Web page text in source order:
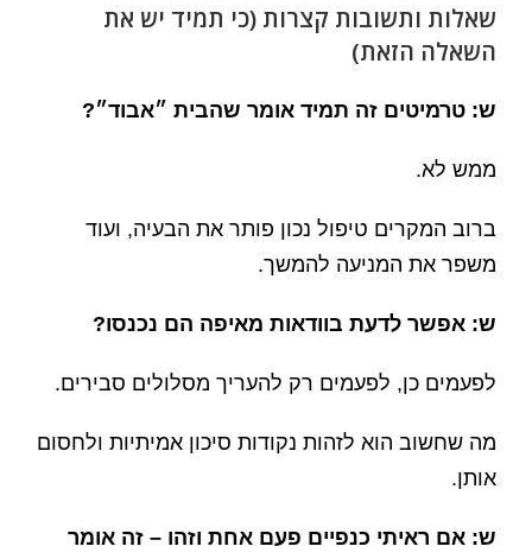
שאלות ותשובות קצרות (כי תמיד יש את
השאלה הזאת)
ש: טרמיטים זה תמיד אומר שהבית ״אבוד״?
ממש לא.
ברוב המקרים טיפול נכון פותר את הבעיה, ועוד
משפר את המניעה להמשך.
ש: אפשר לדעת בוודאות מאיפה הם נכנסו?
לפעמים כן, לפעמים רק להעריך מסלולים סבירים.
מה שחשוב הוא לזהות נקודות סיכון אמיתיות ולחסום
אותן.
ש: אם ראיתי כנפיים פעם אחת וזהו – זה אומר